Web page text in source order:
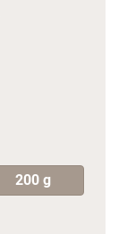
200 g